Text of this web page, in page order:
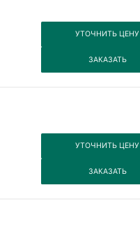
УТОЧНИТЬ ЦЕНУ
ЗАКАЗАТЬ
УТОЧНИТЬ ЦЕНУ
ЗАКАЗАТЬ